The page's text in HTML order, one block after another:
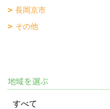
長岡京市
その他
地域を選ぶ
すべて